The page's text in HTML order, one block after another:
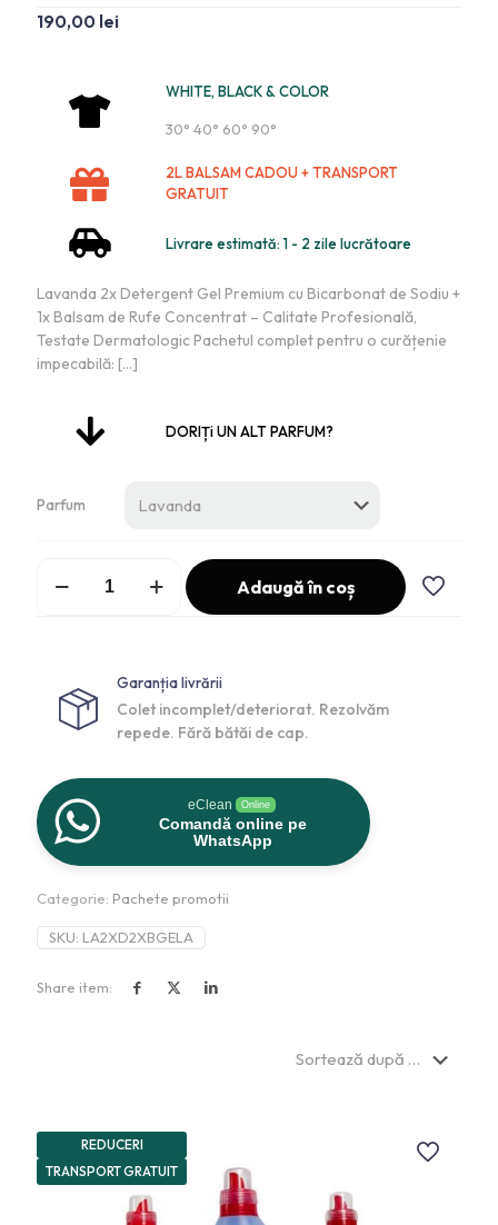
190,00 lei
WHITE, BLACK & COLOR
30° 40° 60° 90°
2L BALSAM CADOU + TRANSPORT
GRATUIT
Livrare estimată: 1 - 2 zile lucrătoare
Lavanda 2x Detergent Gel Premium cu Bicarbonat de Sodiu +
1x Balsam de Rufe Concentrat – Calitate Profesională,
Testate Dermatologic Pachetul complet pentru o curățenie
impecabilă: […]
DORIȚi UN ALT PARFUM?
Parfum
Adaugă în coș
Garanția livrării
Colet incomplet/deteriorat. Rezolvăm
repede. Fără bătăi de cap.
eClean Online
Comandă online pe
WhatsApp
Categorie: Pachete promotii
SKU: LA2XD2XBGELA
Share item:
REDUCERI
TRANSPORT GRATUIT